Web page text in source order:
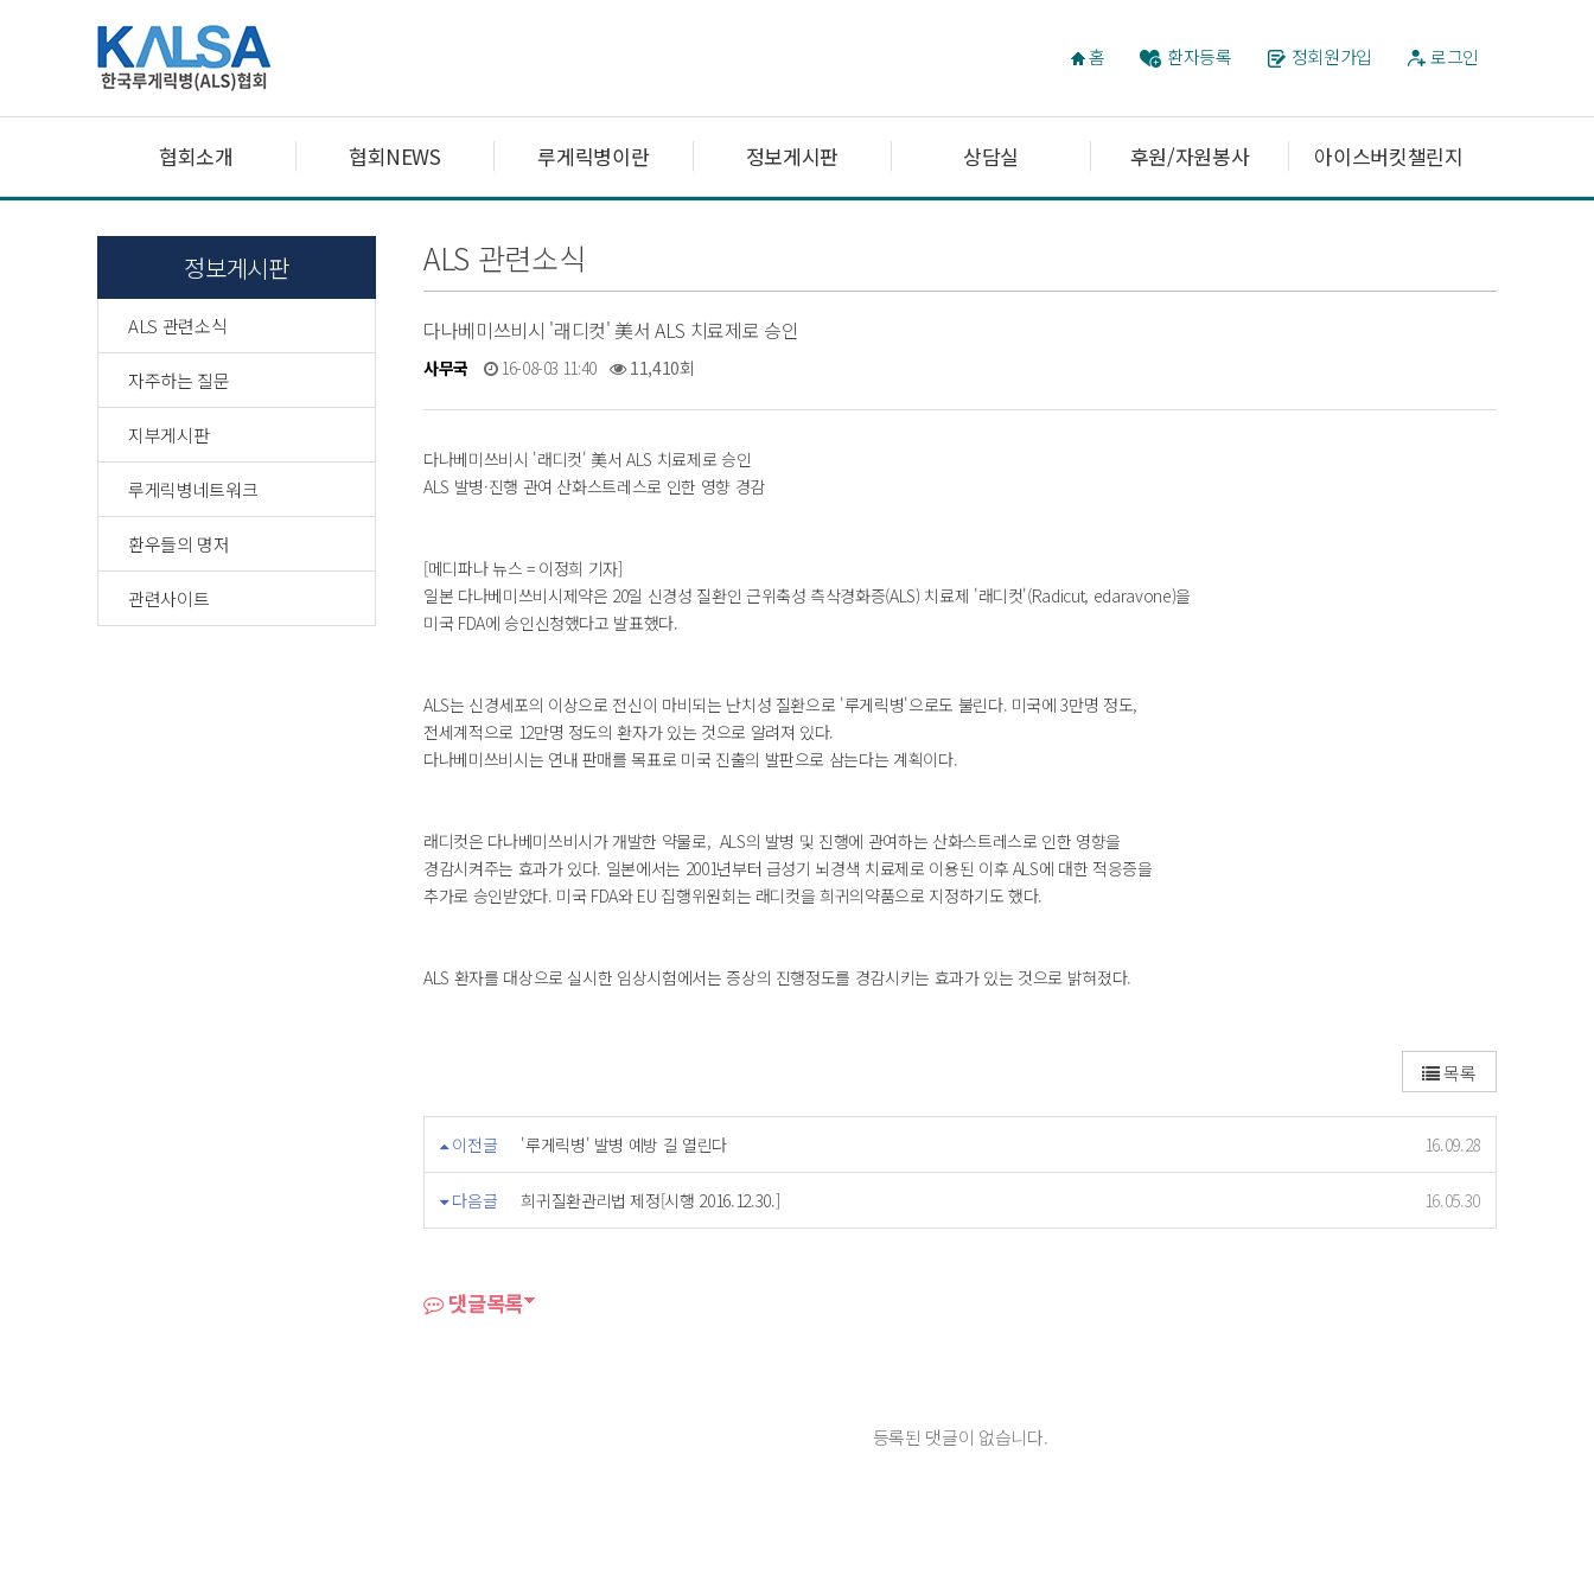
홈 환자등록 정회원가입 로그인
협회소개 협회NEWS 루게릭병이란 정보게시판 상담실 후원/자원봉사 아이스버킷챌린지
정보게시판
ALS 관련소식
자주하는 질문
지부게시판
루게릭병네트워크
환우들의 명저
관련사이트
ALS 관련소식
다나베미쓰비시 '래디컷' 美서 ALS 치료제로 승인
사무국 16-08-03 11:40 11,410회
다나베미쓰비시 '래디컷' 美서 ALS 치료제로 승인
ALS 발병·진행 관여 산화스트레스로 인한 영향 경감
[메디파나 뉴스 = 이정희 기자]
일본 다나베미쓰비시제약은 20일 신경성 질환인 근위축성 측삭경화증(ALS) 치료제 '래디컷'(Radicut, edaravone)을
미국 FDA에 승인신청했다고 발표했다.
ALS는 신경세포의 이상으로 전신이 마비되는 난치성 질환으로 '루게릭병'으로도 불린다. 미국에 3만명 정도,
전세계적으로 12만명 정도의 환자가 있는 것으로 알려져 있다.
다나베미쓰비시는 연내 판매를 목표로 미국 진출의 발판으로 삼는다는 계획이다.
래디컷은 다나베미쓰비시가 개발한 약물로, ALS의 발병 및 진행에 관여하는 산화스트레스로 인한 영향을
경감시켜주는 효과가 있다. 일본에서는 2001년부터 급성기 뇌경색 치료제로 이용된 이후 ALS에 대한 적응증을
추가로 승인받았다. 미국 FDA와 EU 집행위원회는 래디컷을 희귀의약품으로 지정하기도 했다.
ALS 환자를 대상으로 실시한 임상시험에서는 증상의 진행정도를 경감시키는 효과가 있는 것으로 밝혀졌다.
목록
이전글 '루게릭병' 발병 예방 길 열린다 16.09.28
다음글 희귀질환관리법 제정[시행 2016.12.30.] 16.05.30
댓글목록
등록된 댓글이 없습니다.